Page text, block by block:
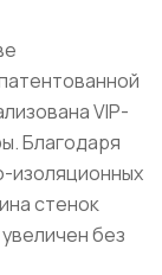
VIP-
Благодаря
изоляционных
стенок
без